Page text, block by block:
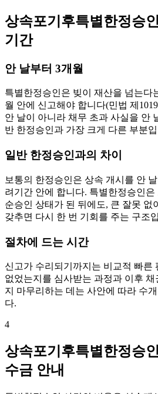
상속포기후특별한정승
기간
안 날부터 3개월
특별한정승인은 빚이 재산을 넘는다
월 안에 신고해야 합니다(민법 제
안 날이 아니라 채무 초과 사실을 안
반 한정승인과 가장 크게 다른 부분
일반 한정승인과의 차이
보통의 한정승인은 상속 개시를 안
려기간 안에 합니다. 특별한정승인
순승인 상태가 된 뒤에도, 큰 잘못 없
갖추면 다시 한 번 기회를 주는 구조
절차에 드는 시간
신고가 수리되기까지는 비교적 빠른
없었는지를 심사받는 과정과 이후 채
지 마무리하는 데는 사안에 따라 수
다.
4
상속포기후특별한정승
수금 안내